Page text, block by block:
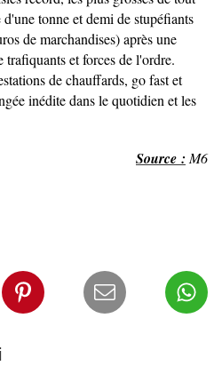
tonne et demi de stupéfiants
de marchandises) après une
et forces de l'ordre.
de chauffards, go fast et
inédite dans le quotidien et les
Source : M6